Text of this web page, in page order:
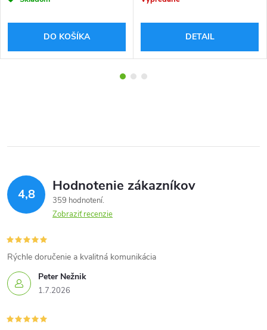
DO KOŠÍKA DETAIL
4,8 Hodnotenie zákazníkov
359 hodnotení
Zobraziť recenzie
Peter Nežnik
1.7.2026
Rýchle doručenie a kvalitná komunikácia